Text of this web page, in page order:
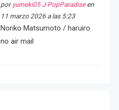
por yumeki05 J-PopParadiseen
11 marzo 2026 a las 5:23
Noriko Matsumoto / haruiro
no air mail